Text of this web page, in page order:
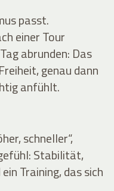
passt.
einer Tour
abrunden: Das
genau dann
anfühlt.
schneller“,
Stabilität,
Training, das sich